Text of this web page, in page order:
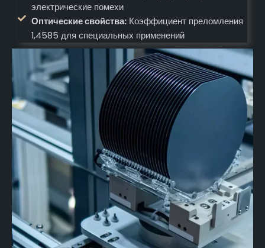
электрические помехи
Оптические свойства:Коэффициент преломления
1,4585 для специальных применений